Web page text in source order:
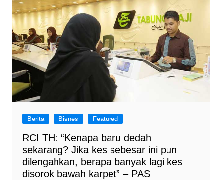
Berita Bisnes Featured
RCI TH: “Kenapa baru dedah
sekarang? Jika kes sebesar ini pun
dilengahkan, berapa banyak lagi kes
disorok bawah karpet” – PAS